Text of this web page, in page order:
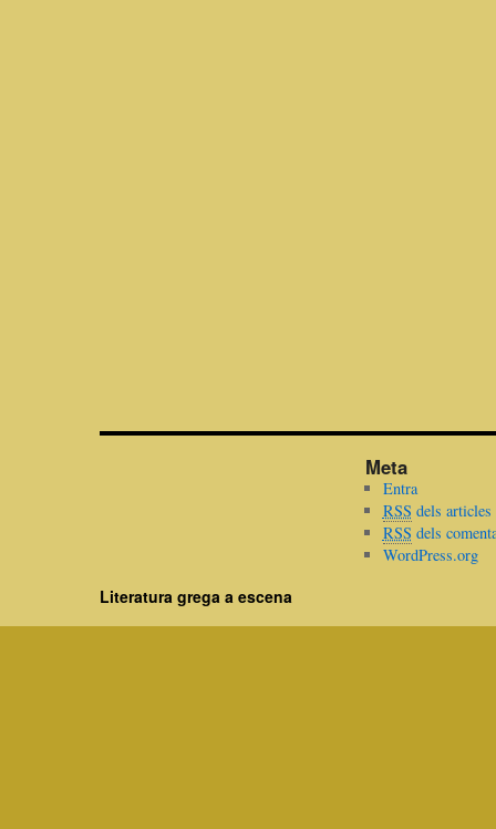
Meta
Entra
RSS dels articles
RSS dels
WordPress.org
Literatura grega a escena